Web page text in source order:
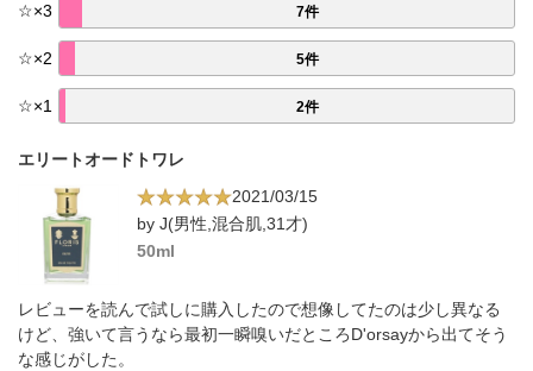
☆×3 7件
☆×2 5件
☆×1 2件
エリートオードトワレ
2021/03/15
by J(男性,混合肌,31才)
50ml
レビューを読んで試しに購入したので想像してたのは少し異なる
けど、強いて言うなら最初一瞬嗅いだところD'orsayから出てそう
な感じがした。